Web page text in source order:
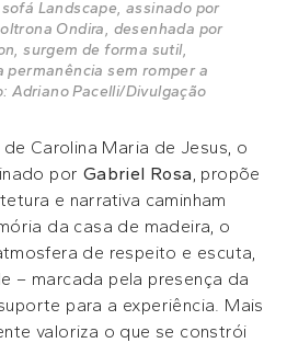
Landscape, assinado por
Ondira, desenhada por
surgem de forma sutil,
sem romper a
Adriano Pacelli/Divulgação
Carolina Maria de Jesus, o
por Gabriel Rosa , propõe
e narrativa caminham
da casa de madeira, o
de respeito e escuta,
– marcada pela presença da
para a experiência. Mais
valoriza o que se constrói